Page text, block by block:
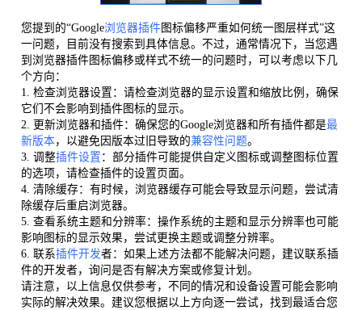
您提到的“Google浏览器插件图标偏移严重如何统一图层样式”这
一问题，目前没有搜索到具体信息。不过，通常情况下，当您遇
到浏览器插件图标偏移或样式不统一的问题时，可以考虑以下几
个方向：
1. 检查浏览器设置：请检查浏览器的显示设置和缩放比例，确保
它们不会影响到插件图标的显示。
2. 更新浏览器和插件：确保您的Google浏览器和所有插件都是最
新版本，以避免因版本过旧导致的兼容性问题。
3. 调整插件设置 ：部分插件可能提供自定义图标或调整图标位置
的选项，请检查插件的设置页面。
4. 清除缓存：有时候，浏览器缓存可能会导致显示问题，尝试清
除缓存后重启浏览器。
5. 查看系统主题和分辨率：操作系统的主题和显示分辨率也可能
影响图标的显示效果，尝试更换主题或调整分辨率。
6. 联系插件开发者：如果上述方法都不能解决问题，建议联系插
件的开发者，询问是否有解决方案或修复计划。
请注意，以上信息仅供参考，不同的情况和设备设置可能会影响
实际的解决效果。建议您根据以上方向逐一尝试，找到最适合您